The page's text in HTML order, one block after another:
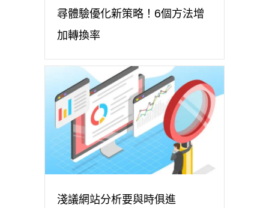
尋體驗優化新策略！6個方法增
加轉換率
淺議網站分析要與時俱進